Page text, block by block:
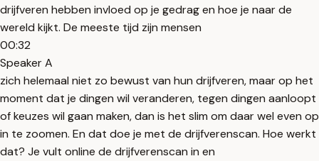
drijfveren hebben invloed op je gedrag en hoe je naar de
wereld kijkt. De meeste tijd zijn mensen
00:32
Speaker A
zich helemaal niet zo bewust van hun drijfveren, maar op het
moment dat je dingen wil veranderen, tegen dingen aanloopt
of keuzes wil gaan maken, dan is het slim om daar wel even op
in te zoomen. En dat doe je met de drijfverenscan. Hoe werkt
dat? Je vult online de drijfverenscan in en